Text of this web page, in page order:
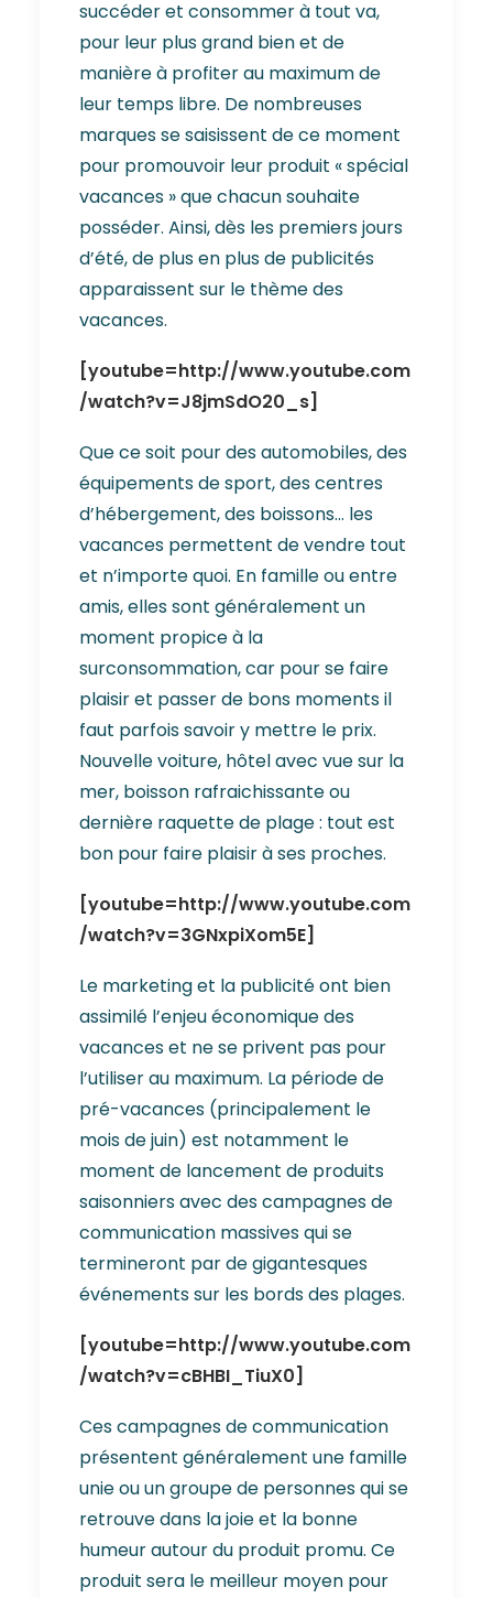
succéder et consommer à tout va,
pour leur plus grand bien et de
manière à profiter au maximum de
leur temps libre. De nombreuses
marques se saisissent de ce moment
pour promouvoir leur produit « spécial
vacances » que chacun souhaite
posséder. Ainsi, dès les premiers jours
d’été, de plus en plus de publicités
apparaissent sur le thème des
vacances.
[youtube=http://www.youtube.com
/watch?v=J8jmSdO20_s]
Que ce soit pour des automobiles, des
équipements de sport, des centres
d’hébergement, des boissons… les
vacances permettent de vendre tout
et n’importe quoi. En famille ou entre
amis, elles sont généralement un
moment propice à la
surconsommation, car pour se faire
plaisir et passer de bons moments il
faut parfois savoir y mettre le prix.
Nouvelle voiture, hôtel avec vue sur la
mer, boisson rafraichissante ou
dernière raquette de plage : tout est
bon pour faire plaisir à ses proches.
[youtube=http://www.youtube.com
/watch?v=3GNxpiXom5E]
Le marketing et la publicité ont bien
assimilé l’enjeu économique des
vacances et ne se privent pas pour
l’utiliser au maximum. La période de
pré-vacances (principalement le
mois de juin) est notamment le
moment de lancement de produits
saisonniers avec des campagnes de
communication massives qui se
termineront par de gigantesques
événements sur les bords des plages.
[youtube=http://www.youtube.com
/watch?v=cBHBI_TiuX0]
Ces campagnes de communication
présentent généralement une famille
unie ou un groupe de personnes qui se
retrouve dans la joie et la bonne
humeur autour du produit promu. Ce
produit sera le meilleur moyen pour